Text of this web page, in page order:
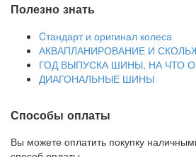
Полезно знать
Cтандарт и оригинал колеса
АКВАПЛАНИРОВАНИЕ И
ГОД ВЫПУСКА ШИНЫ, НА ЧТО
ДИАГОНАЛЬНЫЕ ШИНЫ
Способы оплаты
Вы можете оплатить покупку